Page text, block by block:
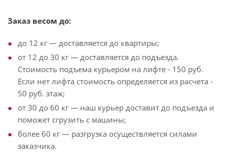
Заказ весом до:
до 12 кг — доставляется до квартиры;
от 12 до 30 кг — доставляется до подъезда.
Стоимость подъема курьером на лифте - 150 руб.
Если нет лифта стоимость определяется из расчета -
50 руб. этаж;
от 30 до 60 кг — наш курьер доставит до подъезда и
поможет сгрузить с машины;
более 60 кг — разгрузка осуществляется силами
заказчика.